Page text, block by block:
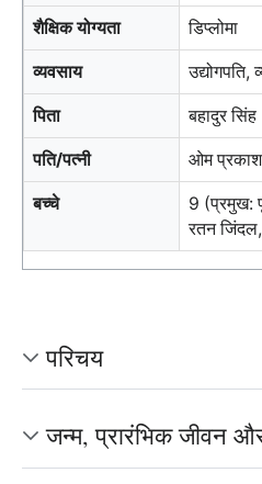
शैक्षिक योग्यता डिप्लोमा
व्यवसाय उद्योगपति,
पिता बहादुर सिंह
पति/पत्नी ओम
बच्चे
9 (प्रमुख:
रतन
परिचय
जन्म, प्रारंभिक जीवन और